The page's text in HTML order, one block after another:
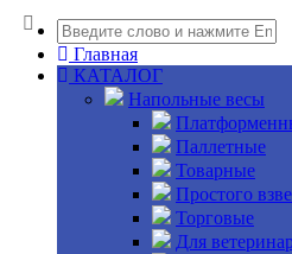
Главная
КАТАЛОГ
Напольные весы
Паллетные
Товарные
Простого
Торговые
Для